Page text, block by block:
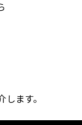
ます。